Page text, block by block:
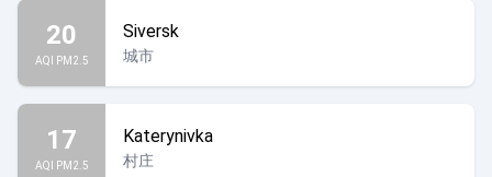
20
AQI PM2.5
Siversk
城市
17
AQI PM2.5
Katerynivka
村庄